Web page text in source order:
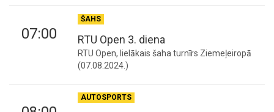
07:00
ŠAHS
RTU Open 3. diena
RTU Open, lielākais šaha turnīrs Ziemeļeiropā
(07.08.2024.)
AUTOSPORTS